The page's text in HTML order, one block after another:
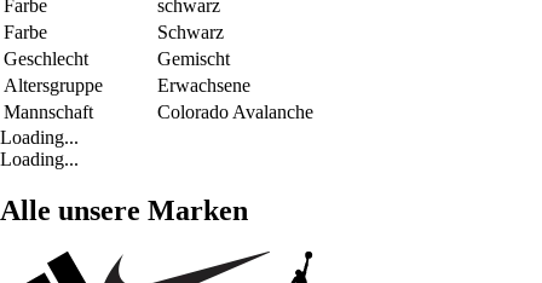
Farbe
schwarz
Farbe
Schwarz
Geschlecht
Gemischt
Altersgruppe
Erwachsene
Mannschaft
Colorado Avalanche
Loading...
Loading...
Alle unsere Marken